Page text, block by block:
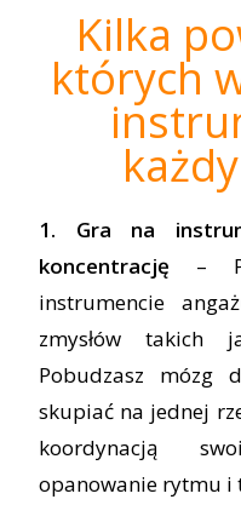
Kilka
których
1. Gra na
koncentrację –
instrumencie
zmysłów takich
Pobudzasz mózg
skupiać na jednej
koordynacją
opanowanie rytmu i